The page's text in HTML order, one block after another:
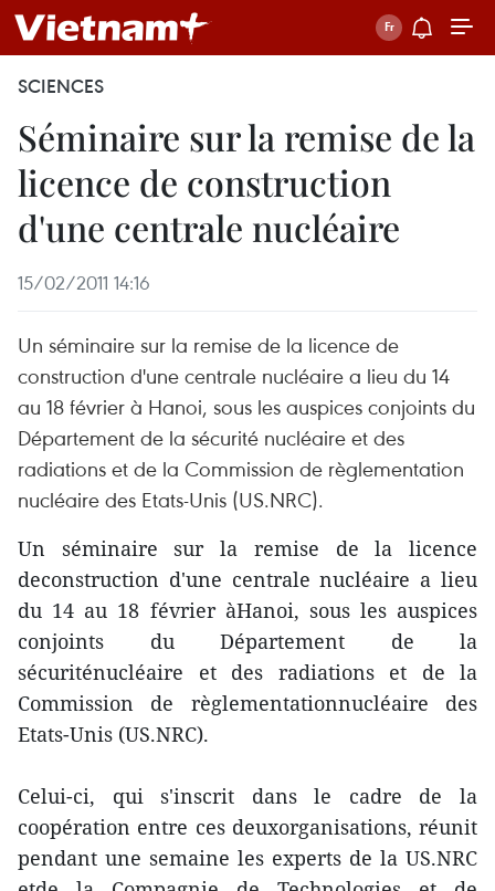
SCIENCES
Séminaire sur la remise de la
licence de construction
d'une centrale nucléaire
15/02/2011 14:16
Un séminaire sur la remise de la licence de
construction d'une centrale nucléaire a lieu du 14
au 18 février à Hanoi, sous les auspices conjoints du
Département de la sécurité nucléaire et des
radiations et de la Commission de règlementation
nucléaire des Etats-Unis (US.NRC).
Un séminaire sur la remise de la licence
deconstruction d'une centrale nucléaire a lieu
du 14 au 18 février àHanoi, sous les auspices
conjoints du Département de la
sécuriténucléaire et des radiations et de la
Commission de règlementationnucléaire des
Etats-Unis (US.NRC).
Celui-ci, qui s'inscrit dans le cadre de la
coopération entre ces deuxorganisations, réunit
pendant une semaine les experts de la US.NRC